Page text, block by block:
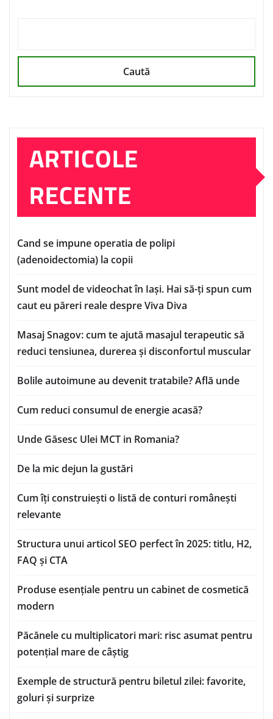
Caută
ARTICOLE
RECENTE
Cand se impune operatia de polipi
(adenoidectomia) la copii
Sunt model de videochat în Iași. Hai să-ți spun cum
caut eu păreri reale despre Viva Diva
Masaj Snagov: cum te ajută masajul terapeutic să
reduci tensiunea, durerea și disconfortul muscular
Bolile autoimune au devenit tratabile? Află unde
Cum reduci consumul de energie acasă?
Unde Găsesc Ulei MCT in Romania?
De la mic dejun la gustări
Cum îți construiești o listă de conturi românești
relevante
Structura unui articol SEO perfect în 2025: titlu, H2,
FAQ și CTA
Produse esențiale pentru un cabinet de cosmetică
modern
Păcănele cu multiplicatori mari: risc asumat pentru
potențial mare de câștig
Exemple de structură pentru biletul zilei: favorite,
goluri și surprize